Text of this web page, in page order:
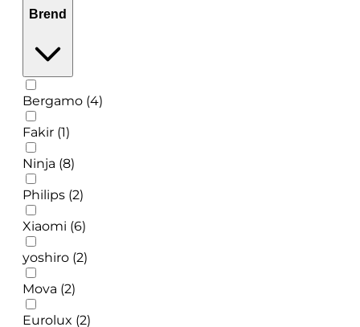
Brend
Bergamo (4)
Fakir (1)
Ninja (8)
Philips (2)
Xiaomi (6)
yoshiro (2)
Mova (2)
Eurolux (2)